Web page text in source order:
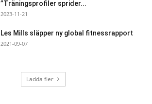
”Träningsprofiler sprider...
2023-11-21
Les Mills släpper ny global fitnessrapport
2021-09-07
Ladda fler